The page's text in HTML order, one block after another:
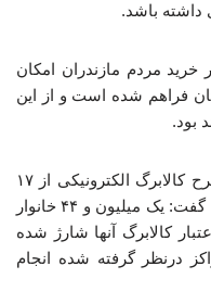
داشته باشد.
خرید مردم مازندران امکان
استان فراهم شده است و از این
بود.
حسینی شیروانی با اشاره به اجرای طرح کالابرگ الکترونیکی از ۱۷
دی ماه تاکنون برای دهک های یک تا ۱۰ گفت:‌ یک میلیون و ۴۴ خانوار
کالابرگ آنها شارژ شده
درنظر گرفته شده انجام